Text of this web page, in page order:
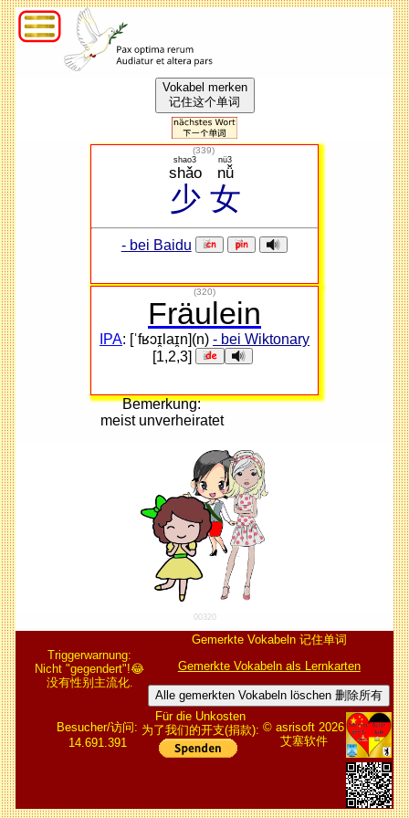
Vokabel merken
记住这个单词
(339)
少
shǎo
shao3
女
nǚ
nü3
- bei Baidu
(320)
Fräulein
IPA: [ˈfʁɔɪ̯laɪ̯n](n) - bei Wiktonary
[1,2,3]
Bemerkung:
meist unverheiratet
00320
Triggerwarnung:
Nicht "gegendert"!😂
没有性别主流化.
Gemerkte Vokabeln 记住单词
Gemerkte Vokabeln als Lernkarten
Alle gemerkten Vokabeln löschen 删除所有
Besucher/访问:
14.691.391
Für die Unkosten
为了我们的开支(捐款): © asrisoft 2026
艾塞软件